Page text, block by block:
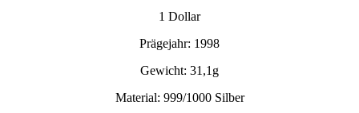
1 Dollar
Prägejahr: 1998
Gewicht: 31,1g
Material: 999/1000 Silber